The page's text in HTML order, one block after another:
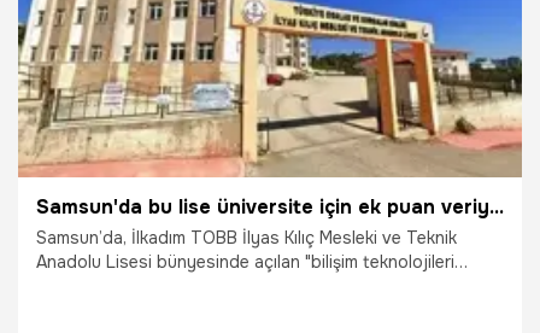
Samsun'da bu lise üniversite için ek puan veriyor: LGS sınavı sonrası açıklandı
Samsun’da, İlkadım TOBB İlyas Kılıç Mesleki ve Teknik
Anadolu Lisesi bünyesinde açılan "bilişim teknolojileri